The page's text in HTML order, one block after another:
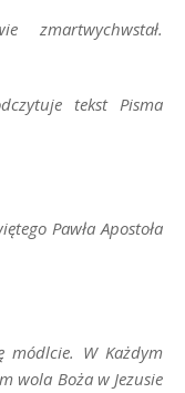
zmartwychwstał.
tekst Pisma
Pawła Apostoła
módlcie. W Każdym
wola Boża w Jezusie